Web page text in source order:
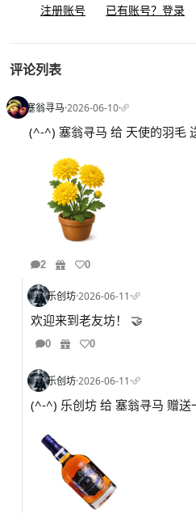
注册账号 已有账号？登录
评论列表
塞翁寻马·2026-06-10·
(^-^) 塞翁寻马 给 天使的羽毛
2 0
乐创坊·2026-06-11·
欢迎来到老友坊！ 🤝
0 0
乐创坊·2026-06-11·
(^-^) 乐创坊 给 塞翁寻马 赠送